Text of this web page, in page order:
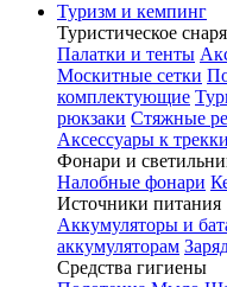
Туризм и кемпинг
Туристическое
Палатки и тенты
Москитные сетки
комплектующие
рюкзаки Стяжные
Аксессуары к
Фонари и
Налобные фонари
Источники питания
Аккумуляторы и
аккумуляторам
Средства гигиены